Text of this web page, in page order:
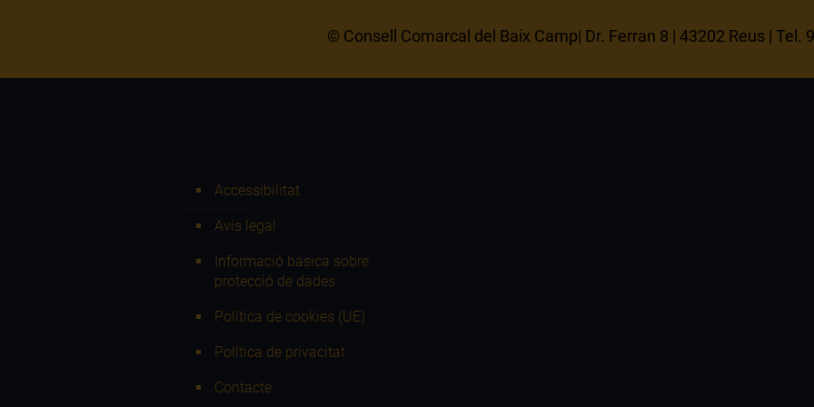
© Consell Comarcal del Baix Camp| Dr. Ferran 8 | 43202 Reus | Tel.
Accessibilitat
Avís legal
Informació bàsica sobre
protecció de dades
Política de cookies (UE)
Política de privacitat
Contacte